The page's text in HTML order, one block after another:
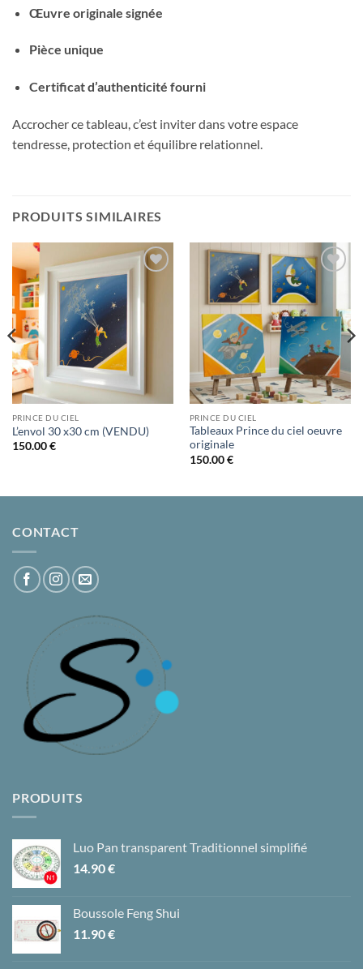
Œuvre originale signée
Pièce unique
Certificat d’authenticité fourni
Accrocher ce tableau, c’est inviter dans votre espace
tendresse, protection et équilibre relationnel.
PRODUITS SIMILAIRES
d’envies
PRINCE DU CIEL
L’envol 30 x30 cm (VENDU)
150.00€
Ajouter
à la liste
d’envies
PRINCE DU CIEL
Tableaux Prince du ciel oeuvre
originale
150.00€
CONTACT
PRODUITS
Luo Pan transparent Traditionnel simplifié
14.90€
Boussole Feng Shui
11.90€